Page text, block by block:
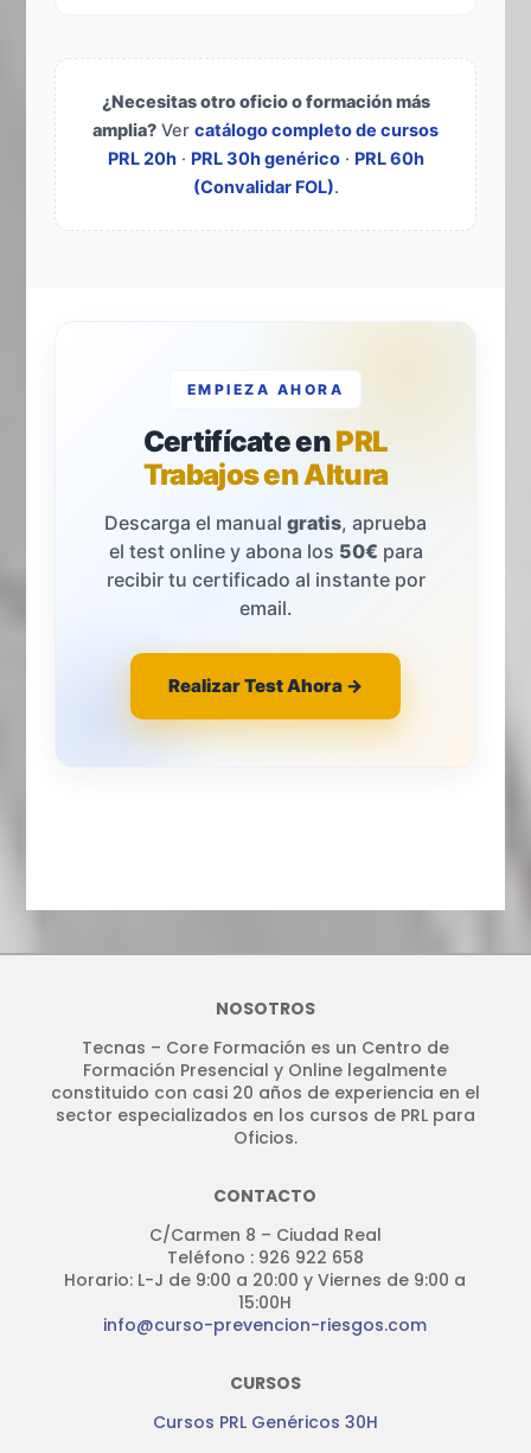
¿Necesitas otro oficio o formación más
amplia? Ver catálogo completo de cursos
PRL 20h· PRL 30h genérico· PRL 60h
(Convalidar FOL).
EMPIEZA AHORA
Certifícate enPRL
Trabajos en Altura
Descarga el manual gratis, aprueba
el test online y abona los 50€ para
recibir tu certificado al instante por
email.
Realizar Test Ahora →
NOSOTROS
Tecnas – Core Formación es un Centro de
Formación Presencial y Online legalmente
constituido con casi 20 años de experiencia en el
sector especializados en los cursos de PRL para
Oficios.
CONTACTO
C/Carmen 8 – Ciudad Real
Teléfono : 926 922 658
Horario: L-J de 9:00 a 20:00 y Viernes de 9:00 a
15:00H
info@curso-prevencion-riesgos.com
CURSOS
Cursos PRL Genéricos 30H